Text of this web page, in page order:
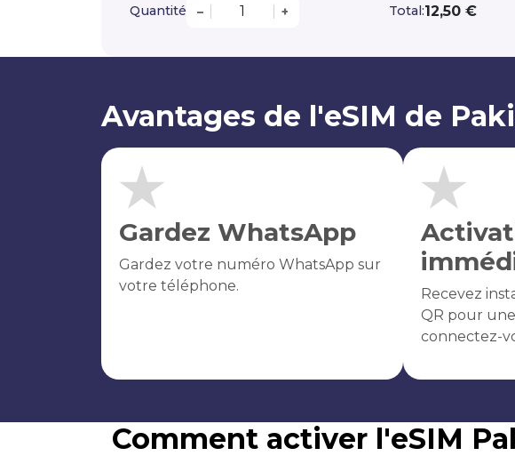
Quantité – + Total:12,50 €
Avantages de l'eSIM de
Gardez WhatsApp
Gardez votre numéro WhatsApp sur
votre téléphone.
Recevez
QR pour
connectez-
Comment activer l'eSIM